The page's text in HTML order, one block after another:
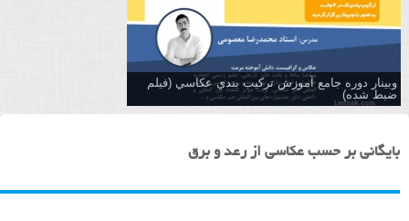
وبینار دوره جامع آموزش تركيب بندي عكاسي (فیلم
ضبط شده)
بایگانی بر حسب عکاسی از رعد و برق